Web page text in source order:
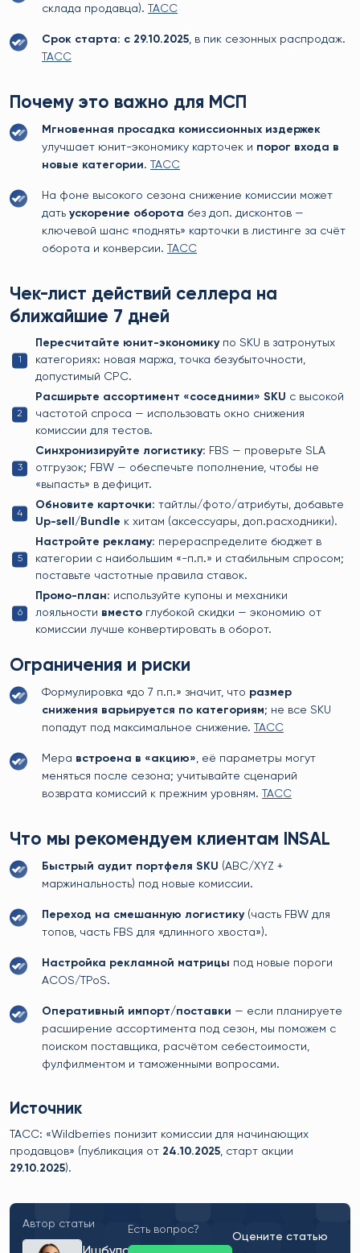
склада продавца).
TACC
Срок старта: с 29.10.2025, в пик сезонных распродаж.
TACC
Почему это важно для МСП
Мгновенная просадка комиссионных издержек
улучшает юнит-экономику карточек и порог входа в
новые категории. TACC
На фоне высокого сезона снижение комиссии может
дать ускорение оборота без доп. дисконтов —
ключевой шанс «поднять» карточки в листинге за счёт
оборота и конверсии.
TACC
Чек-лист действий селлера на
ближайшие 7 дней
Пересчитайте юнит-экономикупо SKU в затронутых
категориях: новая маржа, точка безубыточности,
допустимый CPC.
Расширьте ассортимент «соседними» SKU с высокой
частотой спроса — использовать окно снижения
комиссии для тестов.
Синхронизируйте логистику: FBS — проверьте SLA
отгрузок; FBW — обеспечьте пополнение, чтобы не
«выпасть» в дефицит.
Обновите карточки: тайтлы/фото/атрибуты, добавьте
Up-sell/Bundle к хитам (аксессуары, доп.расходники).
Настройте рекламу: перераспределите бюджет в
категории с наибольшим «-п.п.» и стабильным спросом;
поставьте частотные правила ставок.
Промо-план: используйте купоны и механики
лояльности вместо глубокой скидки — экономию от
комиссии лучше конвертировать в оборот.
Ограничения и риски
Формулировка «до 7 п.п.» значит, что размер
снижения варьируется по категориям; не все SKU
попадут под максимальное снижение.
TACC
Мера встроена в «акцию», её параметры могут
меняться после сезона; учитывайте сценарий
возврата комиссий к прежним уровням.
TACC
Что мы рекомендуем клиентам INSAL
Быстрый аудит портфеля SKU (ABC/XYZ +
маржинальность) под новые комиссии.
Переход на смешанную логистику(часть FBW для
топов, часть FBS для «длинного хвоста»).
Настройка рекламной матрицы под новые пороги
ACOS/TPoS.
Оперативный импорт/поставки — если планируете
расширение ассортимента под сезон, мы поможем с
поиском поставщика, расчётом себестоимости,
фулфилментом и таможенными вопросами.
Источник
ТАСС: «Wildberries понизит комиссии для начинающих
продавцов» (публикация от 24.10.2025, старт акции
29.10.2025).
Автор статьи Есть вопрос?
Оцените статью